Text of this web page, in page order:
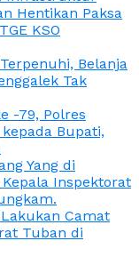
Hentikan Paksa
KSO
Belanja
Tak
-79, Polres
Bupati,
Yang di
Inspektorat
Camat
Tuban di